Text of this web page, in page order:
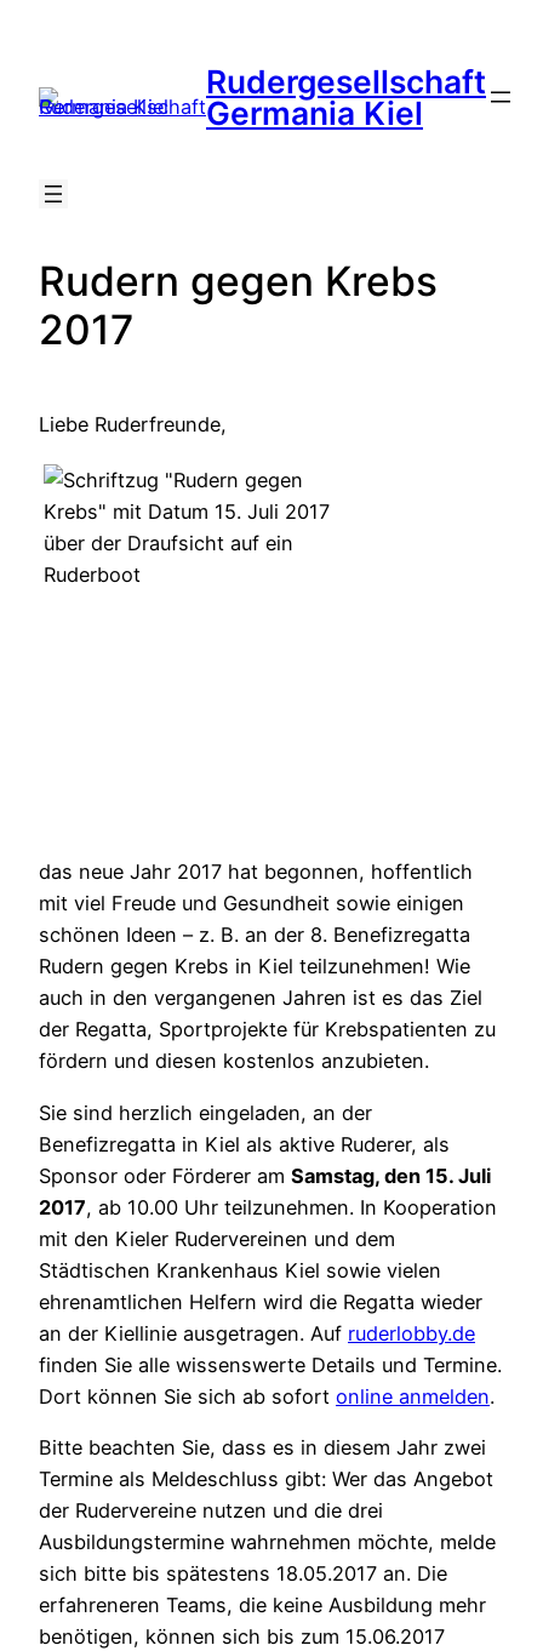
springen
Rudergesellschaft
Germania Kiel
Rudern gegen Krebs
2017
Liebe Ruderfreunde,
das neue Jahr 2017 hat begonnen, hoffentlich
mit viel Freude und Gesundheit sowie einigen
schönen Ideen – z. B. an der 8. Benefizregatta
Rudern gegen Krebs in Kiel teilzunehmen! Wie
auch in den vergangenen Jahren ist es das Ziel
der Regatta, Sportprojekte für Krebspatienten zu
fördern und diesen kostenlos anzubieten.
Sie sind herzlich eingeladen, an der
Benefizregatta in Kiel als aktive Ruderer, als
Sponsor oder Förderer am Samstag, den 15. Juli
2017, ab 10.00 Uhr teilzunehmen. In Kooperation
mit den Kieler Rudervereinen und dem
Städtischen Krankenhaus Kiel sowie vielen
ehrenamtlichen Helfern wird die Regatta wieder
an der Kiellinie ausgetragen. Auf ruderlobby.de
finden Sie alle wissenswerte Details und Termine.
Dort können Sie sich ab sofort online anmelden.
Bitte beachten Sie, dass es in diesem Jahr zwei
Termine als Meldeschluss gibt: Wer das Angebot
der Rudervereine nutzen und die drei
Ausbildungstermine wahrnehmen möchte, melde
sich bitte bis spätestens 18.05.2017 an. Die
erfahreneren Teams, die keine Ausbildung mehr
benötigen, können sich bis zum 15.06.2017